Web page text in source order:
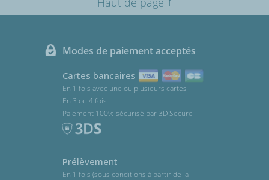
Modes de paiement acceptés
Cartes bancaires
En 1 fois avec une ou plusieurs cartes
En 3 ou 4 fois
Paiement 100% sécurisé par 3D Secure
Prélèvement
En 1 fois (sous conditions à partir de la